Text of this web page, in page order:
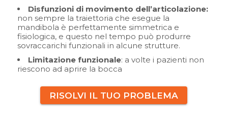
Disfunzioni di movimento dell’articolazione:
non sempre la traiettoria che esegue la
mandibola è perfettamente simmetrica e
fisiologica, e questo nel tempo può produrre
sovraccarichi funzionali in alcune strutture.
Limitazione funzionale: a volte i pazienti non
riescono ad aprire la bocca
RISOLVI IL TUO PROBLEMA